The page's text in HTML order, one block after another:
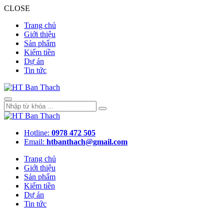
CLOSE
Trang chủ
Giới thiệu
Sản phẩm
Kiếm tiền
Dự án
Tin tức
Hotline: 0978 472 505
Email: htbanthach@gmail.com
Trang chủ
Giới thiệu
Sản phẩm
Kiếm tiền
Dự án
Tin tức